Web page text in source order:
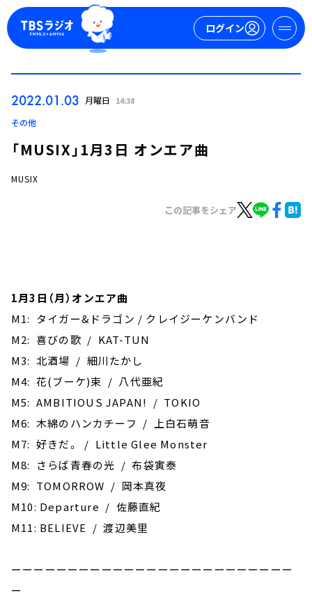
ログイン
TBS Podcast
お知らせ
イベント・グッズ
YouTube
会社情報
2022.01.03 月曜日 14:38
その他
「MUSIX」1月3日 オンエア曲
MUSIX
この記事をシェア
1月3日（月）オンエア曲
M1: タイガー&ドラゴン / クレイジーケンバンド
M2: 喜びの歌 / KAT-TUN
M3: 北酒場 / 細川たかし
M4: 花(ブーケ)束 / 八代亜紀
M5: AMBITIOUS JAPAN! / TOKIO
M6: 木綿のハンカチーフ / 上白石萌音
M7: 好きだ。 / Little Glee Monster
M8: さらば青春の光 / 布袋寅泰
M9: TOMORROW / 岡本真夜
M10: Departure / 佐藤直紀
M11: BELIEVE / 渡辺美里
ーーーーーーーーーーーーーーーーーーーーーーーーー
ー